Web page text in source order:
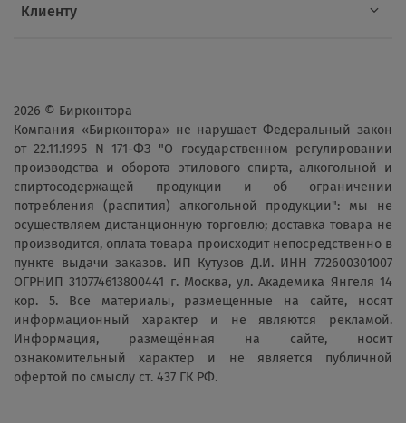
Клиенту
2026 © Бирконтора
Компания «Бирконтора» не нарушает Федеральный закон
от 22.11.1995 N 171-ФЗ "О государственном регулировании
производства и оборота этилового спирта, алкогольной и
спиртосодержащей продукции и об ограничении
потребления (распития) алкогольной продукции": мы не
осуществляем дистанционную торговлю; доставка товара не
производится, оплата товара происходит непосредственно в
пункте выдачи заказов. ИП Кутузов Д.И. ИНН 772600301007
ОГРНИП 310774613800441 г. Москва, ул. Академика Янгеля 14
кор. 5. Все материалы, размещенные на сайте, носят
информационный характер и не являются рекламой.
Информация, размещённая на сайте, носит
ознакомительный характер и не является публичной
офертой по смыслу ст. 437 ГК РФ.